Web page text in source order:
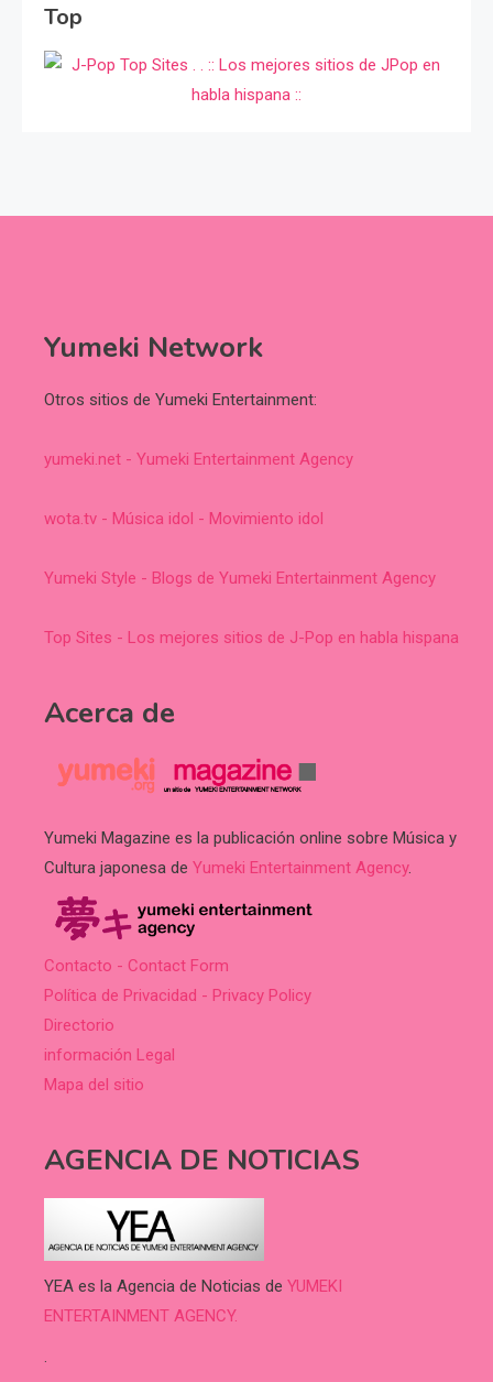
Top
Yumeki Network
Otros sitios de Yumeki Entertainment:
yumeki.net - Yumeki Entertainment Agency
wota.tv - Música idol - Movimiento idol
Yumeki Style - Blogs de Yumeki Entertainment Agency
Top Sites - Los mejores sitios de J-Pop en habla hispana
Acerca de
Yumeki Magazine es la publicación online sobre Música y
Cultura japonesa de Yumeki Entertainment Agency.
Contacto - Contact Form
Política de Privacidad - Privacy Policy
Directorio
información Legal
Mapa del sitio
AGENCIA DE NOTICIAS
YEA es la Agencia de Noticias de YUMEKI
ENTERTAINMENT AGENCY.
.